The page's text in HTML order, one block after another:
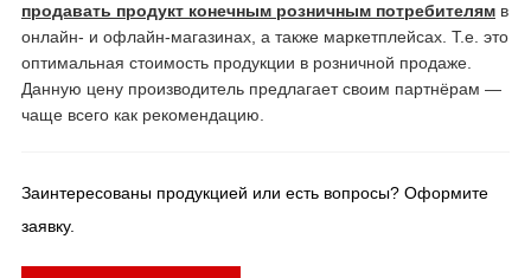
продавать продукт конечным розничным потребителям в
онлайн- и офлайн-магазинах, а также маркетплейсах. Т.е. это
оптимальная стоимость продукции в розничной продаже.
Данную цену производитель предлагает своим партнёрам —
чаще всего как рекомендацию.
Заинтересованы продукцией или есть вопросы? Оформите
заявку.